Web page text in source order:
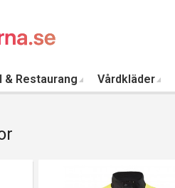
& Restaurang Vårdkläder